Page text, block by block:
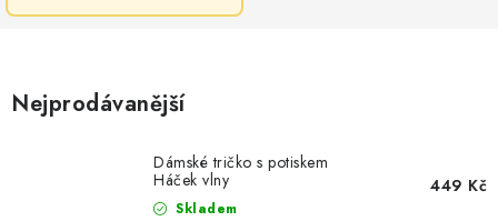
Nejprodávanější
Dámské tričko s potiskem
Háček vlny
Skladem
449 Kč